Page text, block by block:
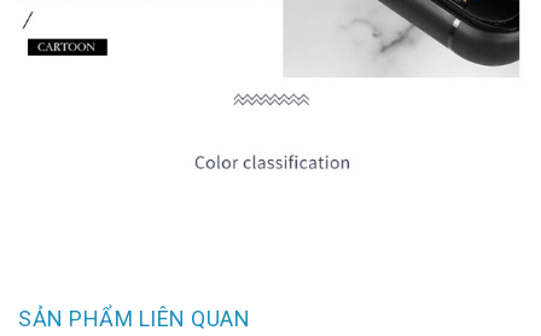
SẢN PHẨM LIÊN QUAN